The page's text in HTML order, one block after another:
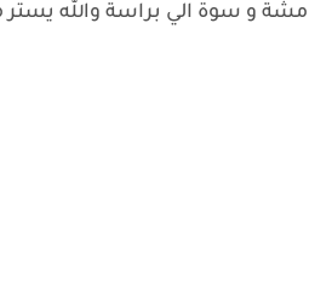
مشة و سوة الي براسة والله